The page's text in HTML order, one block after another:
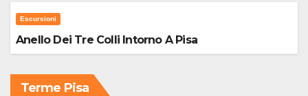
Escursioni
Anello Dei Tre Colli Intorno A Pisa
Terme Pisa